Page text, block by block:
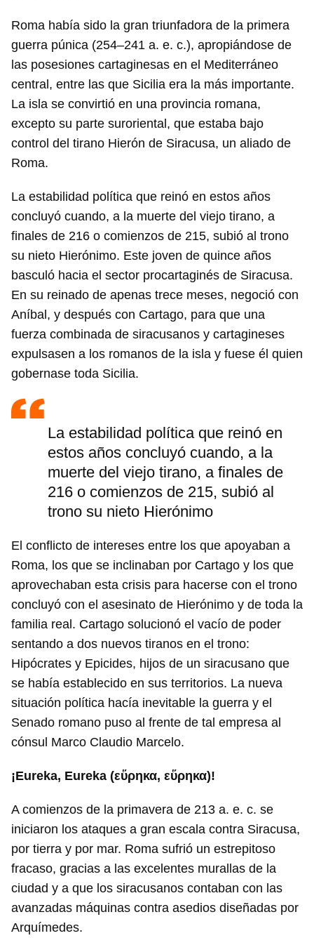
Roma había sido la gran triunfadora de la primera
guerra púnica (254–241 a. e. c.), apropiándose de
las posesiones cartaginesas en el Mediterráneo
central, entre las que Sicilia era la más importante.
La isla se convirtió en una provincia romana,
excepto su parte suroriental, que estaba bajo
control del tirano Hierón de Siracusa, un aliado de
Roma.
La estabilidad política que reinó en estos años
concluyó cuando, a la muerte del viejo tirano, a
finales de 216 o comienzos de 215, subió al trono
su nieto Hierónimo. Este joven de quince años
basculó hacia el sector procartaginés de Siracusa.
En su reinado de apenas trece meses, negoció con
Aníbal, y después con Cartago, para que una
fuerza combinada de siracusanos y cartagineses
expulsasen a los romanos de la isla y fuese él quien
gobernase toda Sicilia.
La estabilidad política que reinó en
estos años concluyó cuando, a la
muerte del viejo tirano, a finales de
216 o comienzos de 215, subió al
trono su nieto Hierónimo
El conflicto de intereses entre los que apoyaban a
Roma, los que se inclinaban por Cartago y los que
aprovechaban esta crisis para hacerse con el trono
concluyó con el asesinato de Hierónimo y de toda la
familia real. Cartago solucionó el vacío de poder
sentando a dos nuevos tiranos en el trono:
Hipócrates y Epicides, hijos de un siracusano que
se había establecido en sus territorios. La nueva
situación política hacía inevitable la guerra y el
Senado romano puso al frente de tal empresa al
cónsul Marco Claudio Marcelo.
¡Eureka, Eureka (εὕρηκα, εὕρηκα)!
A comienzos de la primavera de 213 a. e. c. se
iniciaron los ataques a gran escala contra Siracusa,
por tierra y por mar. Roma sufrió un estrepitoso
fracaso, gracias a las excelentes murallas de la
ciudad y a que los siracusanos contaban con las
avanzadas máquinas contra asedios diseñadas por
Arquímedes.